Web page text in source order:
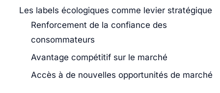
Les labels écologiques comme levier stratégique
Renforcement de la confiance des
consommateurs
Avantage compétitif sur le marché
Accès à de nouvelles opportunités de marché